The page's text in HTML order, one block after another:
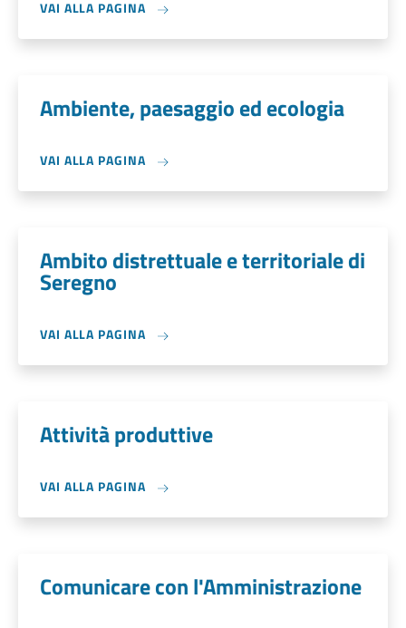
VAI ALLA PAGINA
Ambiente, paesaggio ed ecologia
VAI ALLA PAGINA
Ambito distrettuale e territoriale di
Seregno
VAI ALLA PAGINA
Attività produttive
VAI ALLA PAGINA
Comunicare con l'Amministrazione